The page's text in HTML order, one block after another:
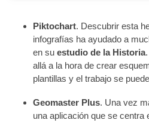
Piktochart. Descubrir esta
infografías ha ayudado a
en suestudio de la Historia
allá a la hora de crear
plantillas y el trabajo se
Geomaster Plus. Una vez
una aplicación que se centra